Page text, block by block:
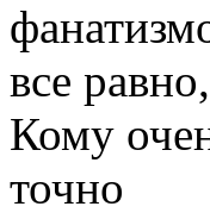
все
Кому
точно